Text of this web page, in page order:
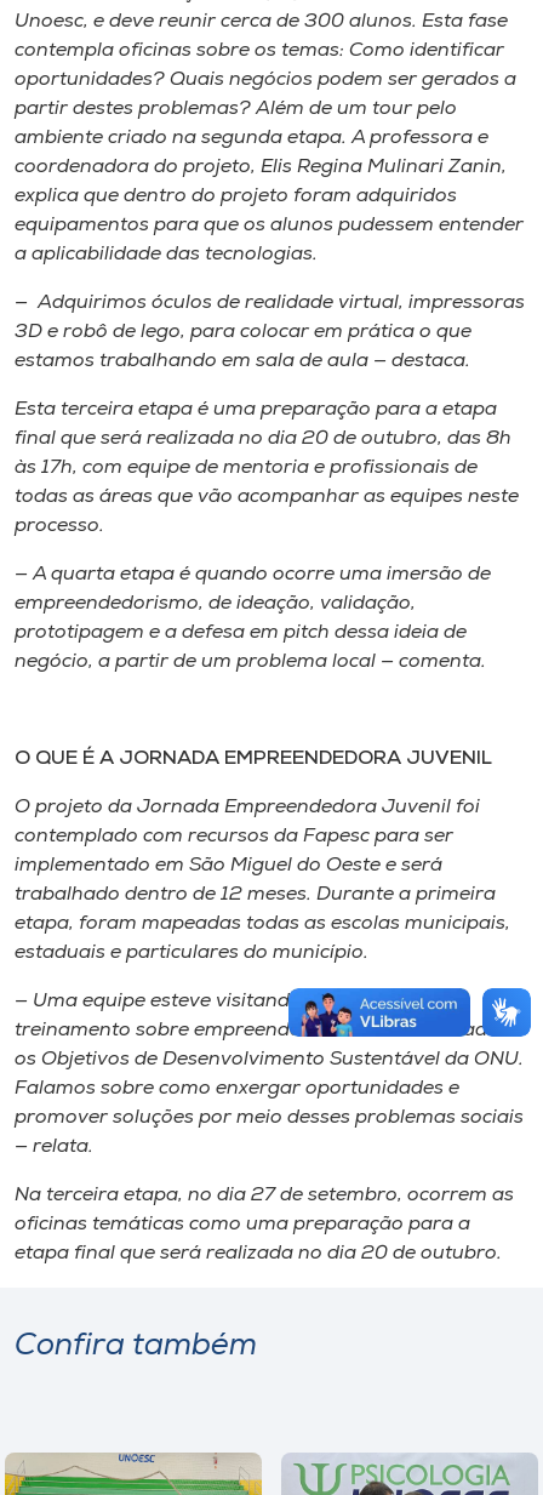
Unoesc, e deve reunir cerca de 300 alunos. Esta fase
contempla oficinas sobre os temas: Como identificar
oportunidades? Quais negócios podem ser gerados a
partir destes problemas? Além de um tour pelo
ambiente criado na segunda etapa. A professora e
coordenadora do projeto, Elis Regina Mulinari Zanin,
explica que dentro do projeto foram adquiridos
equipamentos para que os alunos pudessem entender
a aplicabilidade das tecnologias.
— Adquirimos óculos de realidade virtual, impressoras
3D e robô de lego, para colocar em prática o que
estamos trabalhando em sala de aula — destaca.
Esta terceira etapa é uma preparação para a etapa
final que será realizada no dia 20 de outubro, das 8h
às 17h, com equipe de mentoria e profissionais de
todas as áreas que vão acompanhar as equipes neste
processo.
— A quarta etapa é quando ocorre uma imersão de
empreendedorismo, de ideação, validação,
prototipagem e a defesa em pitch dessa ideia de
negócio, a partir de um problema local — comenta.
O QUE É A JORNADA EMPREENDEDORA JUVENIL
O projeto da Jornada Empreendedora Juvenil foi
contemplado com recursos da Fapesc para ser
implementado em São Miguel do Oeste e será
trabalhado dentro de 12 meses. Durante a primeira
etapa, foram mapeadas todas as escolas municipais,
estaduais e particulares do município.
— Uma equipe esteve visitando as escolas com
treinamento sobre empreendedorismo, criatividade e
os Objetivos de Desenvolvimento Sustentável da ONU.
Falamos sobre como enxergar oportunidades e
promover soluções por meio desses problemas sociais
— relata.
Na terceira etapa, no dia 27 de setembro, ocorrem as
oficinas temáticas como uma preparação para a
etapa final que será realizada no dia 20 de outubro.
Confira também